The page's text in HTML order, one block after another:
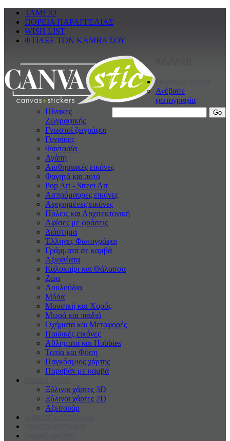
ΤΑΜΕΙΟ
ΠΟΡΕΙΑ ΠΑΡΑΓΓΕΛΙΑΣ
WISH LIST
ΦΤΙΑΞΕ ΤΟΝ ΚΑΜΒΑ ΣΟΥ
Ανέβασε
φωτογραφία
Πίνακες
Ζωγραφικής
Γνωστοί ζωγράφοι
Γυναίκες
Φαντασία
Αγάπη
Αισθησιακές εικόνες
Φαγητά και ποτά
Pop Art - Street Art
Ασπρόμαυρες εικόνες
Αφηρημένες εικόνες
Πόλεις και Αρχιτεκτονική
Αφίσες με φράσεις
Διάστημα
Έλληνες Φωτογράφοι
Γράμματα σε καμβά
Αξιοθέατα
Καλοκαiρι και Θάλασσα
Ζώα
Λουλούδια
Μόδα
Μουσική και Χορός
Μωρά και παιδιά
Οχήματα και Μεταφορές
Παιδικές εικόνες
Αθλήματα και Hobbies
Τοπία και Φύση
Παγκόσμιος χάρτης
Παραβάν με καμβά
Ξύλινοι χάρτες 3D
Ξύλινοι χάρτες 2D
Αξεσουάρ